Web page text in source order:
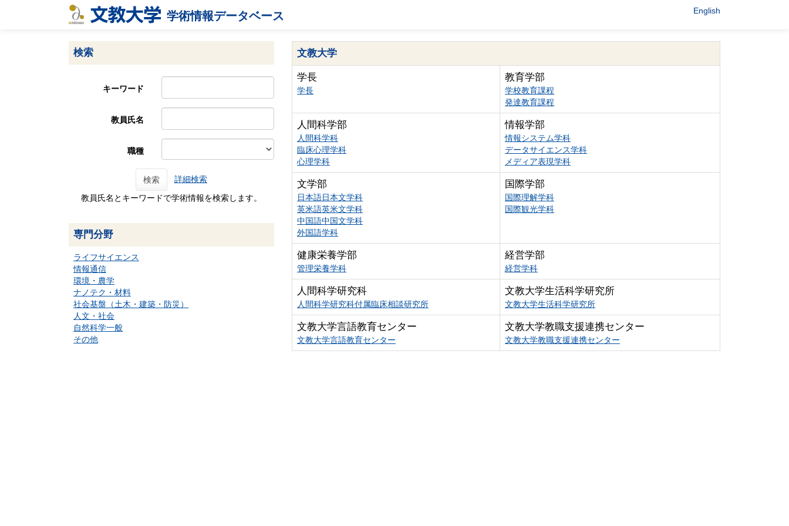
学術情報データベース English
検索
キーワード
教員氏名
職種
検索 詳細検索
教員氏名とキーワードで学術情報を検索します。
専門分野
ライフサイエンス
情報通信
環境・農学
ナノテク・材料
社会基盤（土木・建築・防災）
人文・社会
自然科学一般
その他
文教大学
学長
学長
教育学部
学校教育課程
発達教育課程
人間科学部
人間科学科
臨床心理学科
心理学科
情報学部
情報システム学科
データサイエンス学科
メディア表現学科
文学部
日本語日本文学科
英米語英米文学科
中国語中国文学科
外国語学科
国際学部
国際理解学科
国際観光学科
健康栄養学部
管理栄養学科
経営学部
経営学科
人間科学研究科
人間科学研究科付属臨床相談研究所
文教大学生活科学研究所
文教大学生活科学研究所
文教大学言語教育センター
文教大学言語教育センター
文教大学教職支援連携センター
文教大学教職支援連携センター